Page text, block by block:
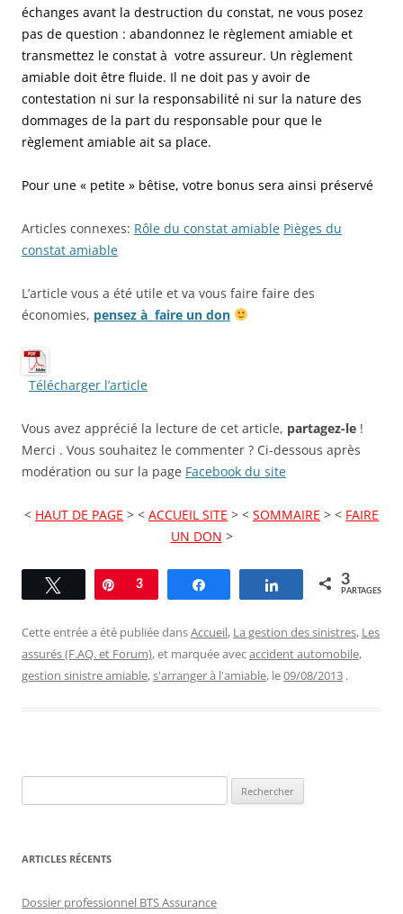
échanges avant la destruction du constat, ne vous posez
pas de question : abandonnez le règlement amiable et
transmettez le constat à votre assureur. Un règlement
amiable doit être fluide. Il ne doit pas y avoir de
contestation ni sur la responsabilité ni sur la nature des
dommages de la part du responsable pour que le
règlement amiable ait sa place.
Pour une « petite » bêtise, votre bonus sera ainsi préservé
Articles connexes: Rôle du constat amiable Pièges du
constat amiable
L’article vous a été utile et va vous faire faire des
économies, pensez à faire un don
Télécharger l’article
Vous avez apprécié la lecture de cet article, partagez-le !
Merci . Vous souhaitez le commenter ? Ci-dessous après
modération ou sur la page Facebook du site
< HAUT DE PAGE > < ACCUEIL SITE > < SOMMAIRE > < FAIRE
UN DON >
Tweetez Épingle
3 Partagez 3
PARTAGES
Cette entrée a été publiée dansAccueil, La gestion des sinistres, Les
assurés (F.AQ. et Forum), et marquée avecaccident automobile,
gestion sinistre amiable,s'arranger à l'amiable, le09/08/2013 .
ARTICLES RÉCENTS
Dossier professionnel BTS Assurance